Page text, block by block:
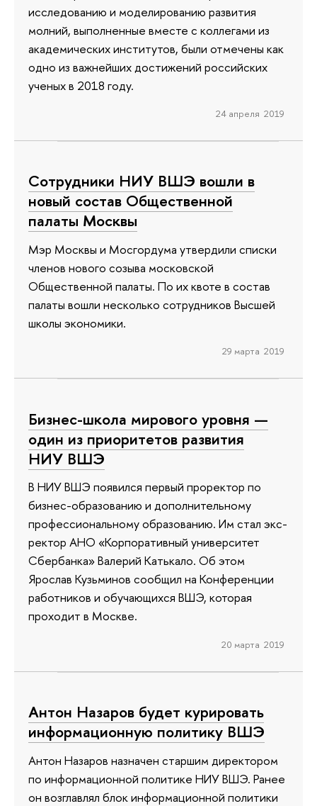
исследованию и моделированию развития
молний, выполненные вместе с коллегами из
академических институтов, были отмечены как
одно из важнейших достижений российских
ученых в 2018 году.
24 апреля 2019
Сотрудники НИУ ВШЭ вошли в
новый состав Общественной
палаты Москвы
Мэр Москвы и Мосгордума утвердили списки
членов нового созыва московской
Общественной палаты. По их квоте в состав
палаты вошли несколько сотрудников Высшей
школы экономики.
29 марта 2019
Бизнес-школа мирового уровня —
один из приоритетов развития
НИУ ВШЭ
В НИУ ВШЭ появился первый проректор по
бизнес-образованию и дополнительному
профессиональному образованию. Им стал экс-
ректор АНО «Корпоративный университет
Сбербанка» Валерий Катькало. Об этом
Ярослав Кузьминов сообщил на Конференции
работников и обучающихся ВШЭ, которая
проходит в Москве.
20 марта 2019
Антон Назаров будет курировать
информационную политику ВШЭ
Антон Назаров назначен старшим директором
по информационной политике НИУ ВШЭ. Ранее
он возглавлял блок информационной политики